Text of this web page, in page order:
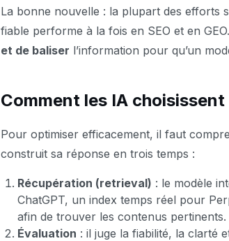
La bonne nouvelle : la plupart des efforts
fiable performe à la fois en SEO et en
et de baliser l’information pour qu’un
Comment les IA
Pour optimiser efficacement, il faut
construit sa réponse en trois temps :
Récupération (retrieval) : le modèle
ChatGPT, un index temps réel pour
afin de trouver les contenus pertinents.
Évaluation : il juge la fiabilité, la clarté